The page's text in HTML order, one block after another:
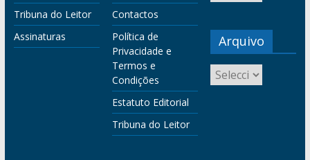
Tribuna do Leitor
Assinaturas
Contactos
Política de
Privacidade e
Termos e
Condições
Estatuto Editorial
Tribuna do Leitor
Arquivo